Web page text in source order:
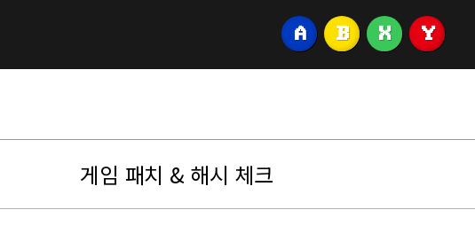
A B X Y
게임 패치 & 해시 체크